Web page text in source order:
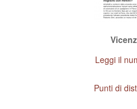
Leggi il
Punti di